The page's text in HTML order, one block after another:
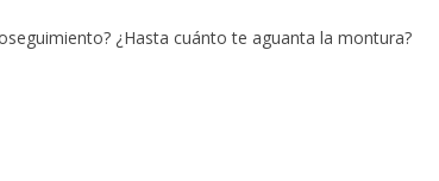
¿Hasta cuánto te aguanta la montura?